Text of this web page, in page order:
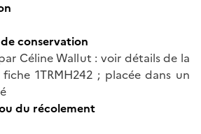
conservation
Céline Wallut : voir détails de la
1TRMH242 ; placée dans un
du récolement